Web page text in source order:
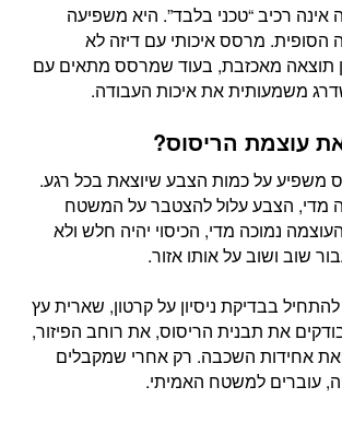
אינה רכיב “טכני בלבד”. היא משפיעה
הסופית. מרסס איכותי עם דיזה לא
תוצאה מאכזבת, בעוד שמרסס מתאים עם
משמעותית את איכות העבודה.
עוצמת הריסוס?
משפיע על כמות הצבע שיוצאת בכל רגע.
מדי, הצבע עלול להצטבר על המשטח
העוצמה נמוכה מדי, הכיסוי יהיה חלש ולא
שוב ושוב על אותו אזור.
בבדיקת ניסיון על קרטון, שארית עץ
את תבנית הריסוס, את רוחב הפיזור,
אחידות השכבה. רק אחרי שמקבלים
עוברים למשטח האמיתי.